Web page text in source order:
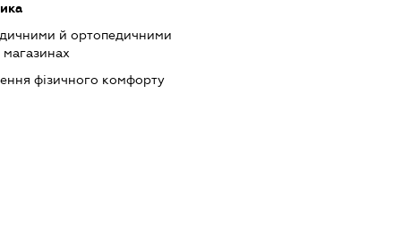
й ортопедичними
магазинах
фізичного комфорту